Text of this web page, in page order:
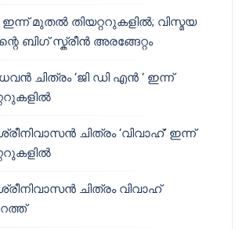
ഇന്ന് മുതൽ തിയറ്ററുകളിൽ; വിസ്മയ
ബിഗ് സ്ക്രീൻ അരങ്ങേറ്റം
ചിത്രം ‘ജി ഡി എൻ ‘ ഇന്ന്
ചിത്രം ‘വിവാഹ്’ ഇന്ന്
ചിത്രം വിവാഹ്